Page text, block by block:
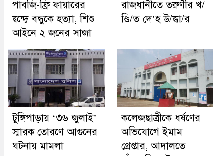
পাবজি-ফ্রি ফায়ারের
দ্বন্দ্বে বন্ধুকে হত্যা, শিশু
আইনে ২ জনের সাজা
রাজধানীতে তরুণীর খ/
ণ্ডি/ত দে’হ উ/দ্ধা/র
টুঙ্গিপাড়ায় ‘৩৬ জুলাই’
স্মারক তোরণে আগুনের
ঘটনায় মামলা
কলেজছাত্রীকে ধর্ষণের
অভিযোগে ইমাম
গ্রেপ্তার, আদালতে